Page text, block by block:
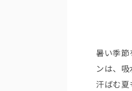
暑い季
ンは、
汗ばむ